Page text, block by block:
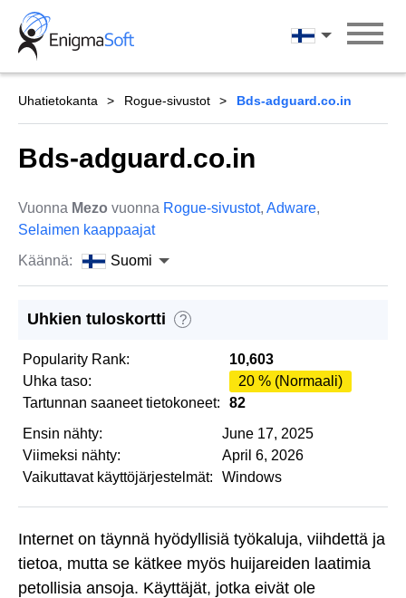
Skip
content
Suomi
Uhatietokanta Rogue-sivustot Bds-adguard.co.in
Bds-adguard.co.in
Vuonna Mezo vuonna Rogue-sivustot, Adware,
Selaimen kaappaajat
Käännä:
Suomi
Uhkien tuloskortti ?
Popularity Rank:
10,603
Uhka taso:
20 % (Normaali)
Tartunnan saaneet tietokoneet:
82
Ensin nähty:
June 17, 2025
Viimeksi nähty:
April 6, 2026
Vaikuttavat käyttöjärjestelmät:
Windows
Internet on täynnä hyödyllisiä työkaluja, viihdettä ja
tietoa, mutta se kätkee myös huijareiden laatimia
petollisia ansoja. Käyttäjät, jotka eivät ole